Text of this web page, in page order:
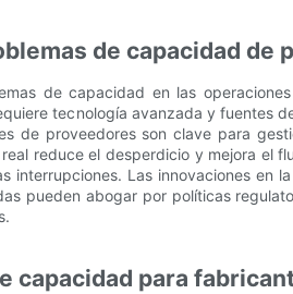
de capacidad de
de capacidad en las
tecnología avanzada y fuentes
de proveedores son clave para
reduce el desperdicio y mejora
Las innovaciones en
pueden abogar por políticas
capacidad para